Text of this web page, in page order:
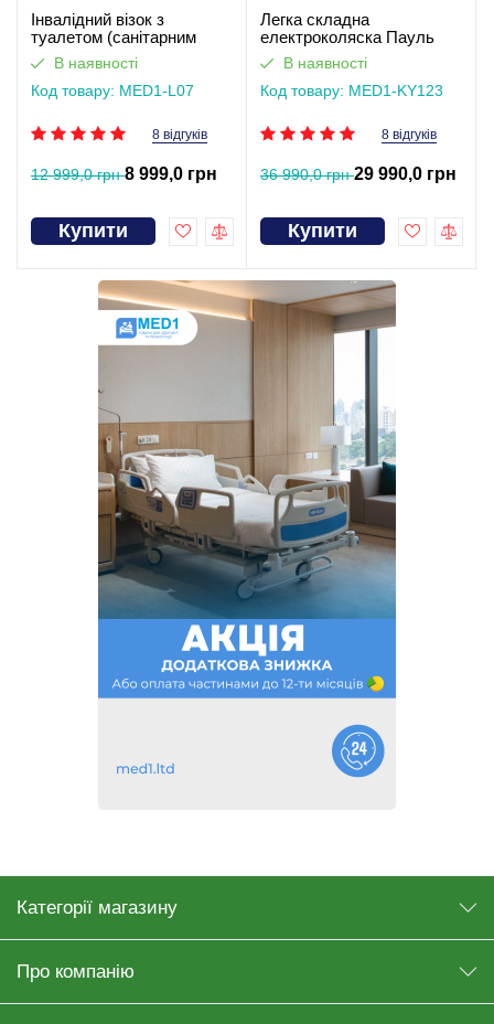
Інвалідний візок з
туалетом (санітарним
обладнанням) Гертруда
В наявності
Код товару: MED1-L07
8 відгуків
12 999,0 грн8 999,0 грн
Купити
Легка складна
електроколяска Пауль
(відеоогляд)
В наявності
Код товару: MED1-KY123
8 відгуків
36 990,0 грн29 990,0 грн
Купити
Категорії магазину
Про компанію